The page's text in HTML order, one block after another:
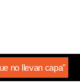
no llevan capa"